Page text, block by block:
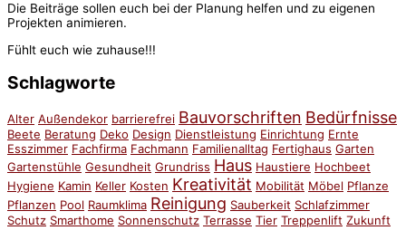
Die Beiträge sollen euch bei der Planung helfen und zu eigenen
Projekten animieren.
Fühlt euch wie zuhause!!!
Schlagworte
Alter Außendekor barrierefrei Bauvorschriften Bedürfnisse
Beete Beratung Deko Design Dienstleistung Einrichtung Ernte
Esszimmer Fachfirma Fachmann Familienalltag Fertighaus Garten
Gartenstühle Gesundheit Grundriss Haus Haustiere Hochbeet
Hygiene Kamin Keller Kosten Kreativität Mobilität Möbel Pflanze
Pflanzen Pool Raumklima Reinigung Sauberkeit Schlafzimmer
Schutz Smarthome Sonnenschutz Terrasse Tier Treppenlift Zukunft